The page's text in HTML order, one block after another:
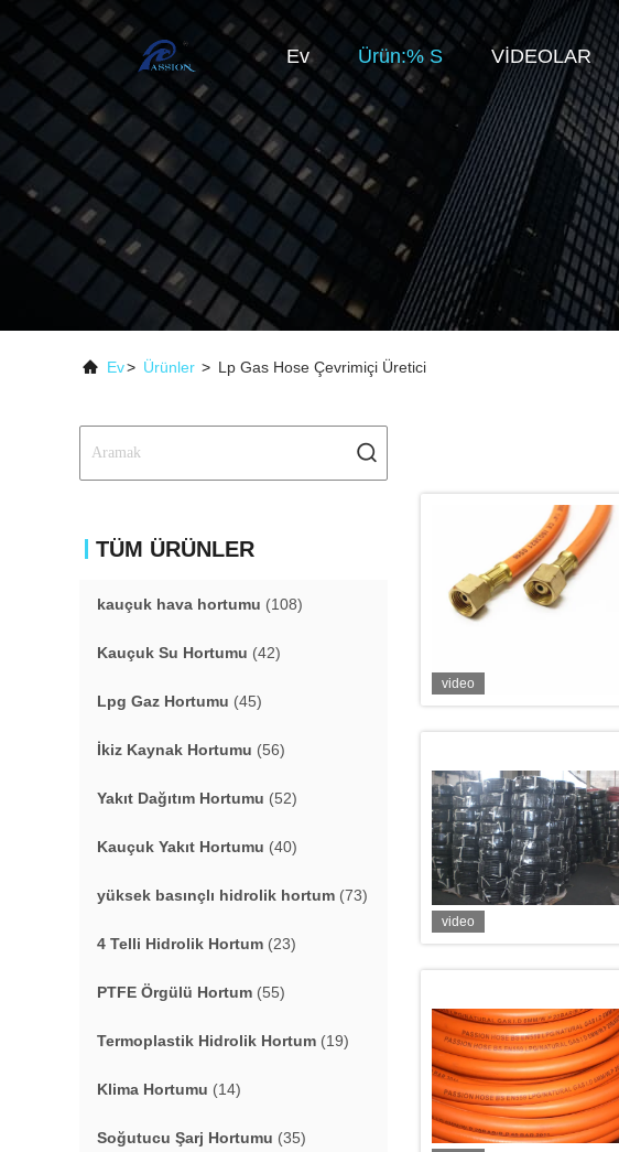
Ev Ürün:% S VİDEOLAR
Ev> Ürünler > Lp Gas Hose Çevrimiçi Üretici
TÜM ÜRÜNLER
kauçuk hava hortumu (108)
Kauçuk Su Hortumu (42)
Lpg Gaz Hortumu (45)
İkiz Kaynak Hortumu (56)
Yakıt Dağıtım Hortumu (52)
Kauçuk Yakıt Hortumu (40)
yüksek basınçlı hidrolik hortum (73)
4 Telli Hidrolik Hortum (23)
PTFE Örgülü Hortum (55)
Termoplastik Hidrolik Hortum (19)
Klima Hortumu (14)
Soğutucu Şarj Hortumu (35)
video
video